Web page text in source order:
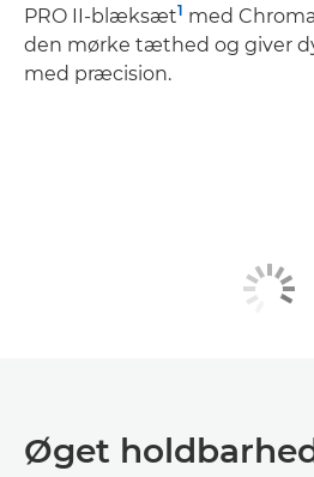
PRO II-blæksæt1 med
den mørke tæthed og giver
med præcision.
Øget